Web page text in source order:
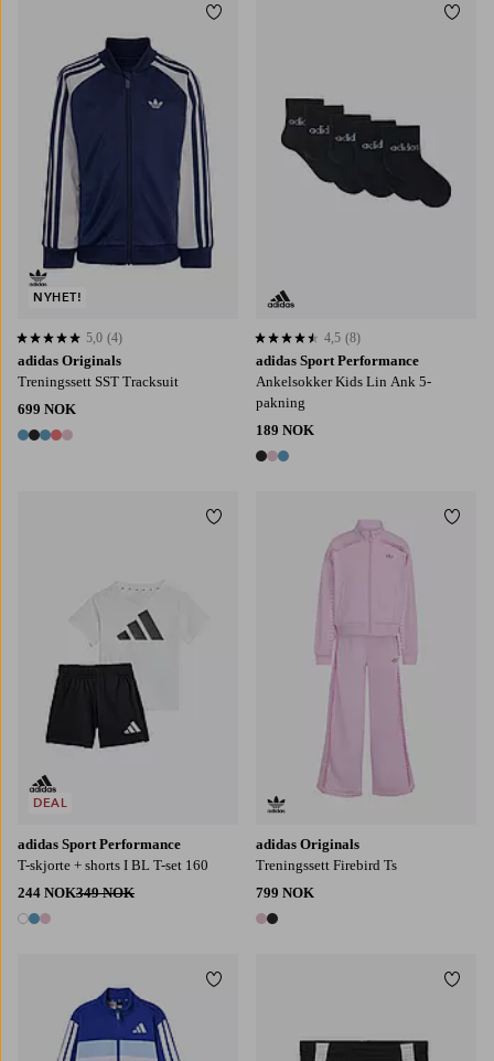
adidas Originals
Treningssett SST Tracksuit
699 NOK
5 farger
5,0 basert på 4 karaktergivninger
5,0 (4)
NYHET!
Legg til favoritter
122128
adidas Sport Performance
Ankelsokker Kids Lin Ank 5-
pakning
189 NOK
3 farger
4,5 basert på 8 karaktergivninger
4,5 (8)
adidas Sport Performance
T-skjorte + shorts I BL T-set 160
244 NOK349 NOK
3 farger
DEAL
Legg til favoritter
adidas Originals
Treningssett Firebird Ts
799 NOK
2 farger
128
Legg til favoritter
122128